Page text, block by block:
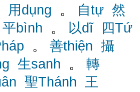
用dụng 。 自tự 然
平bình 。 以dĩ
四Tứ
。 善thiện 攝
生sanh 。 轉
聖Thánh 王